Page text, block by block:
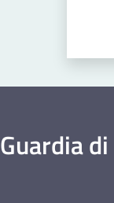
Guardia